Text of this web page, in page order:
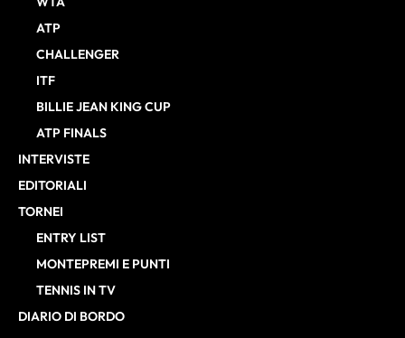
ATP
CHALLENGER
ITF
BILLIE JEAN KING CUP
ATP FINALS
INTERVISTE
EDITORIALI
TORNEI
ENTRY LIST
MONTEPREMI E PUNTI
TENNIS IN TV
DIARIO DI BORDO